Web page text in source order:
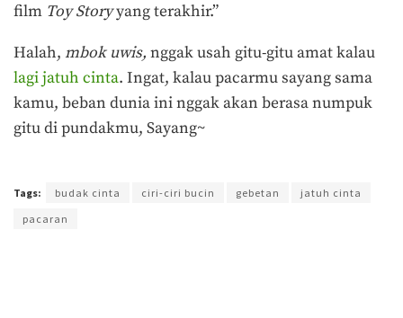
film Toy Storyyang terakhir.”
Halah, mbok uwis, nggak usah gitu-gitu amat kalau
lagi jatuh cinta. Ingat, kalau pacarmu sayang sama
kamu, beban dunia ini nggak akan berasa numpuk
gitu di pundakmu, Sayang~
Tags: budak cinta ciri-ciri bucin gebetan
jatuh cinta
pacaran